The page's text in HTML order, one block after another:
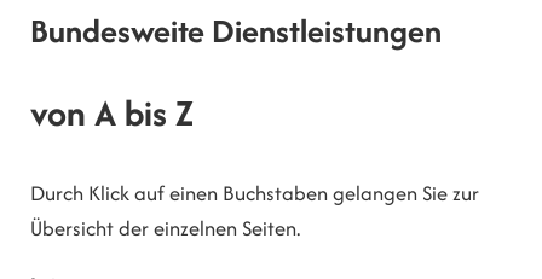
Bundesweite Dienstleistungen
von A bis Z
Durch Klick auf einen Buchstaben gelangen Sie zur
Übersicht der einzelnen Seiten.